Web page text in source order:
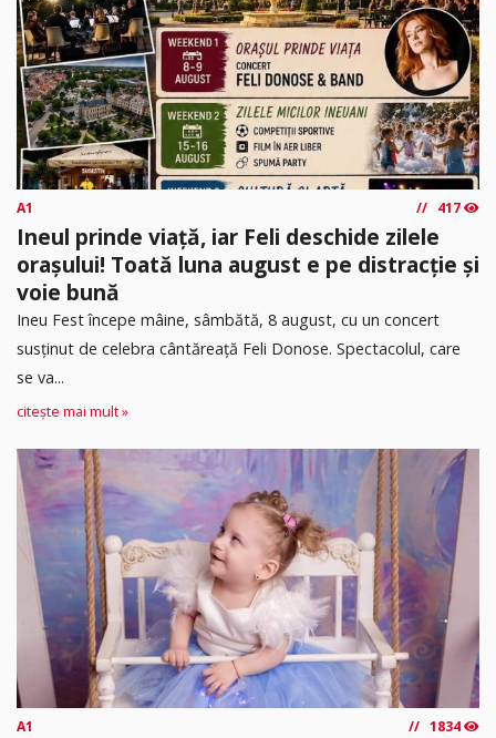
A1 417
Ineul prinde viață, iar Feli deschide zilele
orașului! Toată luna august e pe distracție și
voie bună
Ineu Fest începe mâine, sâmbătă, 8 august, cu un concert
susținut de celebra cântăreață Feli Donose. Spectacolul, care
se va...
citește mai mult »
A1 1834